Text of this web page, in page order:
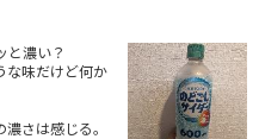
と濃い？
な味だけど何か
さは感じる。